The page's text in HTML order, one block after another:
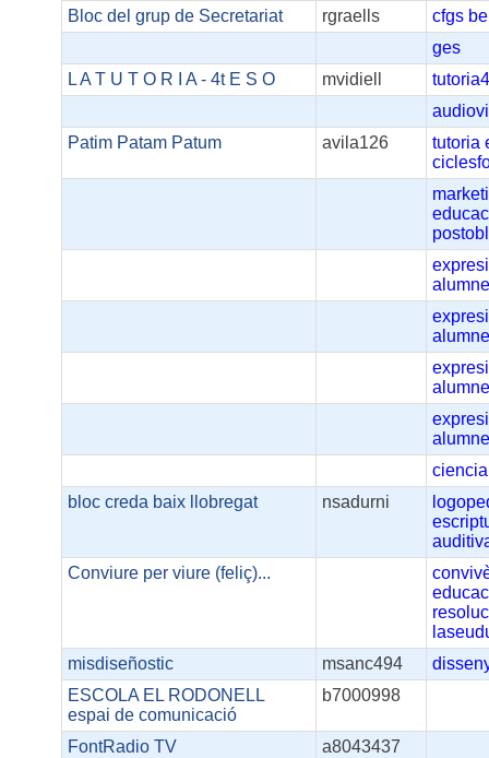
Bloc del grup de Secretariat
rgraells cfgs
ges
L A T U T O R I A - 4t E S O
mvidiell
Patim Patam Patum
avila126 tutoria
ciencia
bloc creda baix llobregat
nsadurni
Conviure per viure (feliç)...
misdiseñostic
msanc494
ESCOLA EL RODONELL
espai de comunicació
b7000998
FontRadio TV
a8043437